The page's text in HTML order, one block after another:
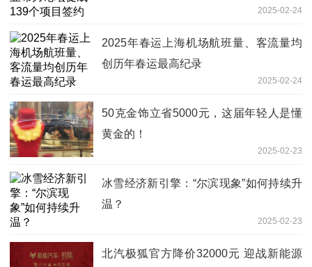
2025-02-24
2025年春运上海机场航班量、客流量均
创历年春运最高纪录
2025-02-24
50克金饰立省5000元，这届年轻人是懂
黄金的！
2025-02-23
冰雪经济新引擎：“尔滨现象”如何持续升
温？
2025-02-23
北汽极狐官方降价32000元 迎战新能源